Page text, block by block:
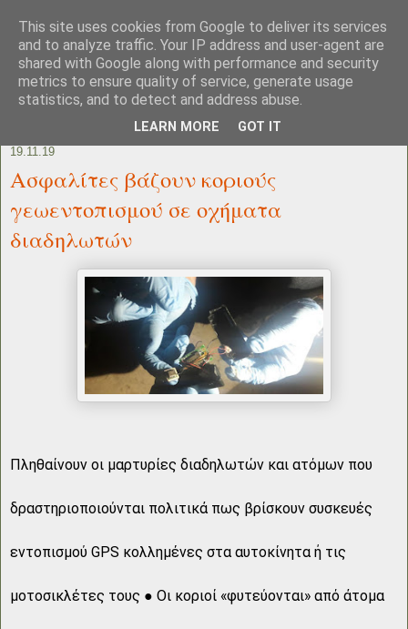
19.11.19
Ασφαλίτες βάζουν κοριούς
γεωεντοπισμού σε οχήματα
διαδηλωτών
Πληθαίνουν οι μαρτυρίες διαδηλωτών και ατόμων που
δραστηριοποιούνται πολιτικά πως βρίσκουν συσκευές
εντοπισμού GPS κολλημένες στα αυτοκίνητα ή τις
μοτοσικλέτες τους ● Οι κοριοί «φυτεύονται» από άτομα
This site uses cookies from Google to deliver its services
and to analyze traffic. Your IP address and user-agent are
shared with Google along with performance and security
metrics to ensure quality of service, generate usage
statistics, and to detect and address abuse.
LEARN MORE GOT IT